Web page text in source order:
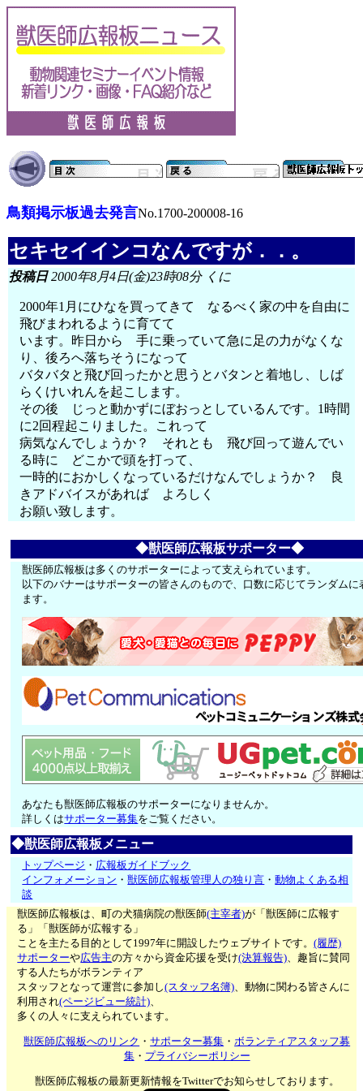
鳥類掲示板過去発言No.1700-200008-16
セキセイインコなんですが．．。
投稿日2000年8月4日(金)23時08分 くに
2000年1月にひなを買ってきて なるべく家の中を自由に
飛びまわれるように育てて
います。昨日から 手に乗っていて急に足の力がなくな
り、後ろへ落ちそうになって
バタバタと飛び回ったかと思うとバタンと着地し、しば
らくけいれんを起こします。
その後 じっと動かずにぼおっとしているんです。1時間
に2回程起こりました。これって
病気なんでしょうか？ それとも 飛び回って遊んでい
る時に どこかで頭を打って、
一時的におかしくなっているだけなんでしょうか？ 良
きアドバイスがあれば よろしく
お願い致します。
◆獣医師広報板サポーター◆
獣医師広報板は多くのサポーターによって支えられています。
以下のバナーはサポーターの皆さんのもので、口数に応じてランダムに
ます。
あなたも獣医師広報板のサポーターになりませんか。
詳しくはサポーター募集をご覧ください。
◆獣医師広報板メニュー
トップページ ・ 広報板ガイドブック
インフォメーション ・獣医師広報板管理人の独り言 ・動物よくある相
談
獣医師広報板は、町の犬猫病院の獣医師(主宰者)が「獣医師に広報す
る」「獣医師が広報する」
ことを主たる目的として1997年に開設したウェブサイトです。(履歴)
サポーターや広告主の方々から資金応援を受け(決算報告)、趣旨に賛同
する人たちがボランティア
スタッフとなって運営に参加し(スタッフ名簿)、動物に関わる皆さんに
利用され(ページビュー統計)、
多くの人々に支えられています。
獣医師広報板へのリンク ・サポーター募集 ・ボランティアスタッフ募
集・ プライバシーポリシー
獣医師広報板の最新更新情報をTwitterでお知らせしております。